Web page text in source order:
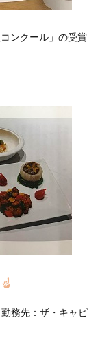
ンクール」の受賞
務先：ザ・キャピ